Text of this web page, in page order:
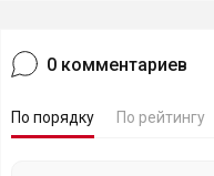
0 комментариев
По порядку По рейтингу